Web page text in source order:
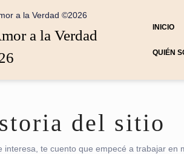
a la Verdad
INICIO
QUIÉN
del sitio
interesa, te cuento que empecé a trabajar